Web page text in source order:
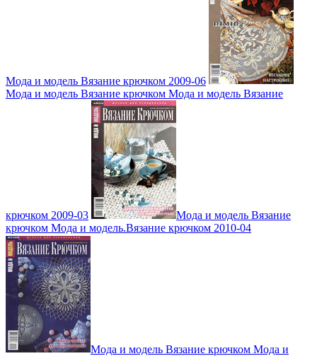
Мода и модель Вязание крючком 2009-06
Мода и модель Вязание крючком Мода и модель Вязание
крючком 2009-03
Мода и модель Вязание
крючком Мода и модель.Вязание крючком 2010-04
Мода и модель Вязание крючком Мода и